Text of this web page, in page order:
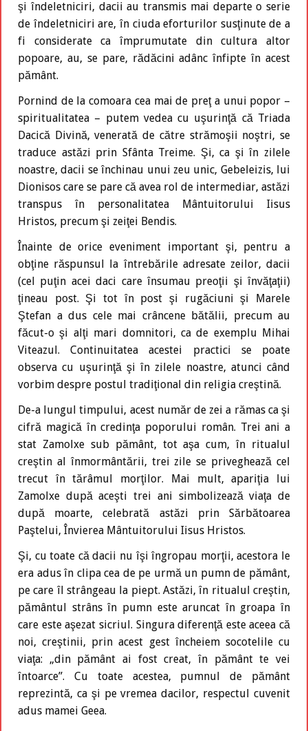
şi îndeletniciri, dacii au transmis mai departe o serie
de îndeletniciri are, în ciuda eforturilor susţinute de a
fi considerate ca împrumutate din cultura altor
popoare, au, se pare, rădăcini adânc înfipte în acest
pământ.
Pornind de la comoara cea mai de preţ a unui popor –
spiritualitatea – putem vedea cu uşurinţă că Triada
Dacică Divină, venerată de către strămoşii noştri, se
traduce astăzi prin Sfânta Treime. Şi, ca şi în zilele
noastre, dacii se închinau unui zeu unic, Gebeleizis, lui
Dionisos care se pare că avea rol de intermediar, astăzi
transpus în personalitatea Mântuitorului Iisus
Hristos, precum şi zeiţei Bendis.
Înainte de orice eveniment important şi, pentru a
obţine răspunsul la întrebările adresate zeilor, dacii
(cel puţin acei daci care însumau preoţii şi învăţaţii)
ţineau post. Şi tot în post şi rugăciuni şi Marele
Ştefan a dus cele mai crâncene bătălii, precum au
făcut-o şi alţi mari domnitori, ca de exemplu Mihai
Viteazul. Continuitatea acestei practici se poate
observa cu uşurinţă şi în zilele noastre, atunci când
vorbim despre postul tradiţional din religia creştină.
De-a lungul timpului, acest număr de zei a rămas ca şi
cifră magică în credinţa poporului român. Trei ani a
stat Zamolxe sub pământ, tot aşa cum, în ritualul
creştin al înmormântării, trei zile se priveghează cel
trecut în tărâmul morţilor. Mai mult, apariţia lui
Zamolxe după aceşti trei ani simbolizează viaţa de
după moarte, celebrată astăzi prin Sărbătoarea
Paştelui, Învierea Mântuitorului Iisus Hristos.
Şi, cu toate că dacii nu îşi îngropau morţii, acestora le
era adus în clipa cea de pe urmă un pumn de pământ,
pe care îl strângeau la piept. Astăzi, în ritualul creştin,
pământul strâns în pumn este aruncat în groapa în
care este aşezat sicriul. Singura diferenţă este aceea că
noi, creştinii, prin acest gest încheiem socotelile cu
viaţa: „din pământ ai fost creat, în pământ te vei
întoarce”. Cu toate acestea, pumnul de pământ
reprezintă, ca şi pe vremea dacilor, respectul cuvenit
adus mamei Geea.